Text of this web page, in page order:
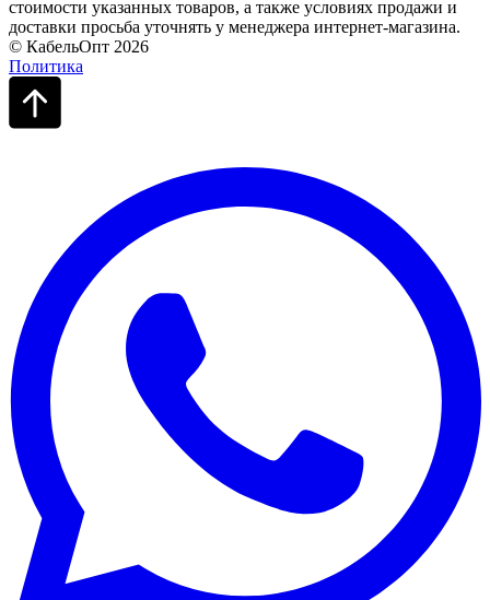
стоимости указанных товаров, а также условиях продажи и
доставки просьба уточнять у менеджера интернет-магазина.
© КабельОпт 2026
Политика